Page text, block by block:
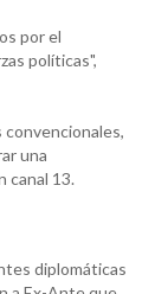
por el
políticas",
convencionales,
una
canal 13.
diplomáticas